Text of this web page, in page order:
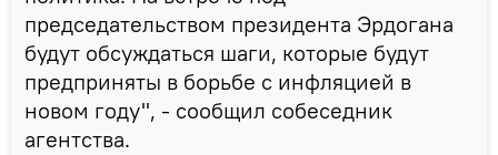
председательством президента Эрдогана
будут обсуждаться шаги, которые будут
предприняты в борьбе с инфляцией в
новом году", - сообщил собеседник
агентства.